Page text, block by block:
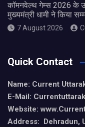
कॉमनवेल्थ गेम्स 2026 के
मुख्यमंत्री धामी ने किया
7 August 2026
Quick Contact
Name: Current
E-Mail:
Website:
Address: Dehradun,